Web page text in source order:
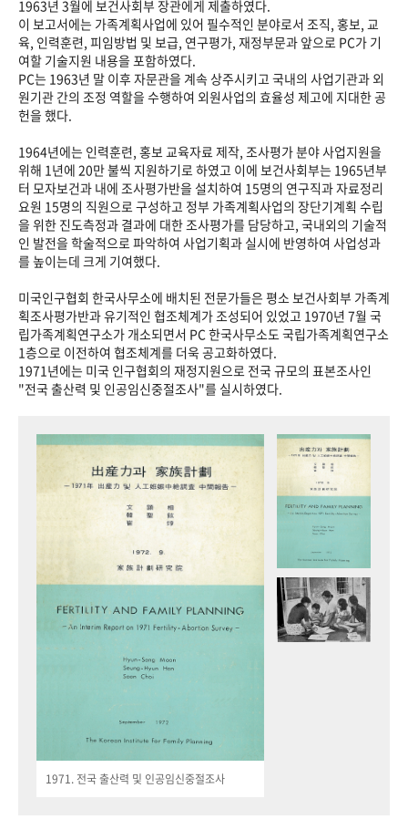
1963년 3월에 보건사회부 장관에게 제출하였다.
이 보고서에는 가족계획사업에 있어 필수적인 분야로서 조직, 홍보, 교
육, 인력훈련, 피임방법 및 보급, 연구평가, 재정부문과 앞으로 PC가 기
여할 기술지원 내용을 포함하였다.
PC는 1963년 말 이후 자문관을 계속 상주시키고 국내의 사업기관과 외
원기관 간의 조정 역할을 수행하여 외원사업의 효율성 제고에 지대한 공
헌을 했다.
1964년에는 인력훈련, 홍보 교육자료 제작, 조사평가 분야 사업지원을
위해 1년에 20만 불씩 지원하기로 하였고 이에 보건사회부는 1965년부
터 모자보건과 내에 조사평가반을 설치하여 15명의 연구직과 자료정리
요원 15명의 직원으로 구성하고 정부 가족계획사업의 장단기계획 수립
을 위한 진도측정과 결과에 대한 조사평가를 담당하고, 국내외의 기술적
인 발전을 학술적으로 파악하여 사업기획과 실시에 반영하여 사업성과
를 높이는데 크게 기여했다.
미국인구협회 한국사무소에 배치된 전문가들은 평소 보건사회부 가족계
획조사평가반과 유기적인 협조체계가 조성되어 있었고 1970년 7월 국
립가족계획연구소가 개소되면서 PC 한국사무소도 국립가족계획연구소
1층으로 이전하여 협조체계를 더욱 공고화하였다.
1971년에는 미국 인구협회의 재정지원으로 전국 규모의 표본조사인
"전국 출산력 및 인공임신중절조사"를 실시하였다.
1971. 전국 출산력 및 인공임신중절조사